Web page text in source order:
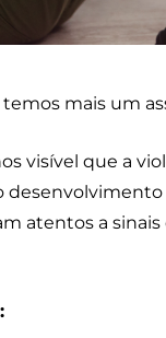
mais um
visível que a
atentos a